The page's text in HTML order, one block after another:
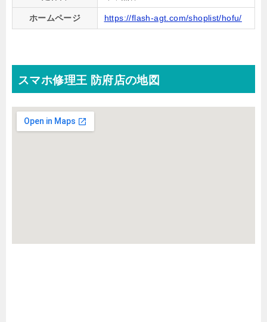
ホームページ https://flash-agt.com/shoplist/hofu/
スマホ修理王 防府店の地図